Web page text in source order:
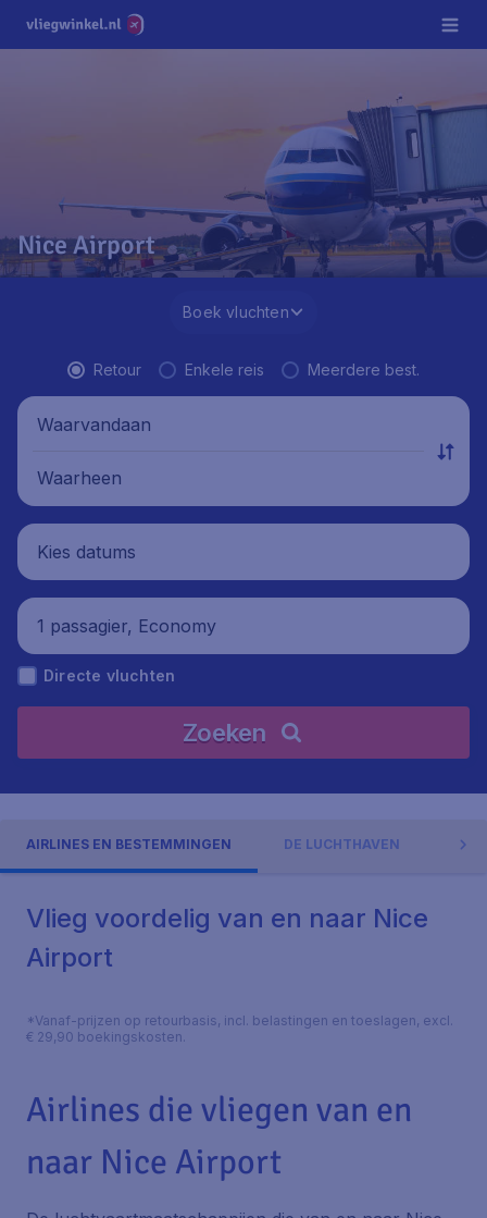
Nice Airport
Boek vluchten
Retour Enkele reis Meerdere best.
Waarvandaan
Waarheen
Kies datums
1 passagier, Economy
Directe vluchten
Zoeken
AIRLINES EN BESTEMMINGEN DE LUCHTHAVEN
Vlieg voordelig van en naar Nice
Airport
*Vanaf-prijzen op retourbasis, incl. belastingen en toeslagen, excl.
€ 29,90 boekingskosten.
Airlines die vliegen van en
naar Nice Airport